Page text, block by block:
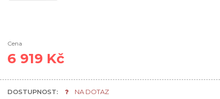
Cena
6 919 Kč
DOSTUPNOST: NA DOTAZ